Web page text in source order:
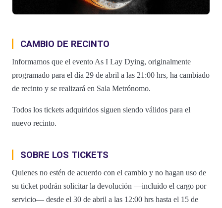
CAMBIO DE RECINTO
Informamos que el evento As I Lay Dying, originalmente
programado para el día 29 de abril a las 21:00 hrs, ha cambiado
de recinto y se realizará en Sala Metrónomo.
Todos los tickets adquiridos siguen siendo válidos para el
nuevo recinto.
SOBRE LOS TICKETS
Quienes no estén de acuerdo con el cambio y no hagan uso de
su ticket podrán solicitar la devolución —incluido el cargo por
servicio— desde el 30 de abril a las 12:00 hrs hasta el 15 de